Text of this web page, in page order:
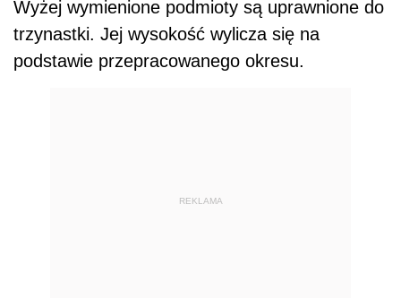
Wyżej wymienione podmioty są uprawnione do
trzynastki. Jej wysokość wylicza się na
podstawie przepracowanego okresu.
REKLAMA